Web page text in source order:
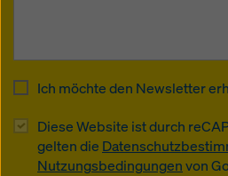
Ich möchte den Newsletter
Diese Website ist durch
gelten die
Nutzungsbedingungenvon